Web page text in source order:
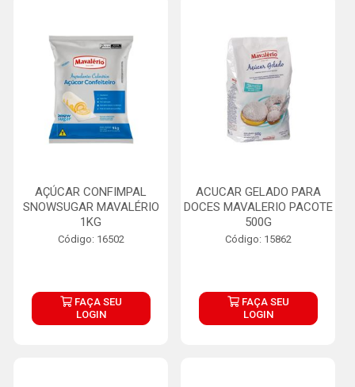
AÇÚCAR CONFIMPAL
SNOWSUGAR MAVALÉRIO
1KG
Código: 16502
FAÇA SEU
LOGIN
ACUCAR GELADO PARA
DOCES MAVALERIO PACOTE
500G
Código: 15862
FAÇA SEU
LOGIN